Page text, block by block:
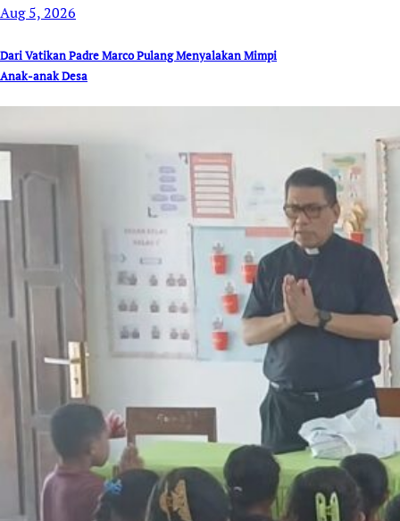
Aug 5, 2026
Dari Vatikan Padre Marco Pulang Menyalakan Mimpi
Anak-anak Desa